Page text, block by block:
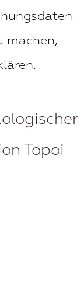
machen,
Topoi